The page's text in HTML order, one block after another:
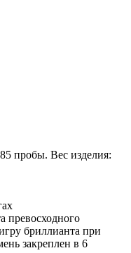
пробы. Вес изделия:
превосходного
бриллианта при
закреплен в 6